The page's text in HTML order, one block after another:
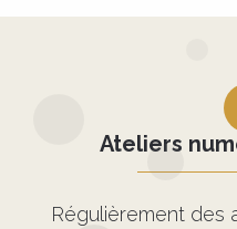
Ateliers
Régulièrement des